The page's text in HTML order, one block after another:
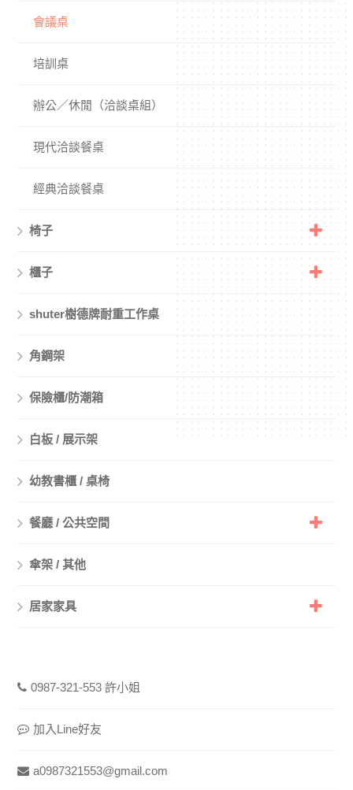
會議桌
培訓桌
辦公／休閒（洽談桌組）
現代洽談餐桌
經典洽談餐桌
椅子
櫃子
shuter樹德牌耐重工作桌
角鋼架
保險櫃/防潮箱
白板 / 展示架
幼教書櫃 / 桌椅
餐廳 / 公共空間
傘架 / 其他
居家家具
0987-321-553 許小姐
加入Line好友
a0987321553@gmail.com